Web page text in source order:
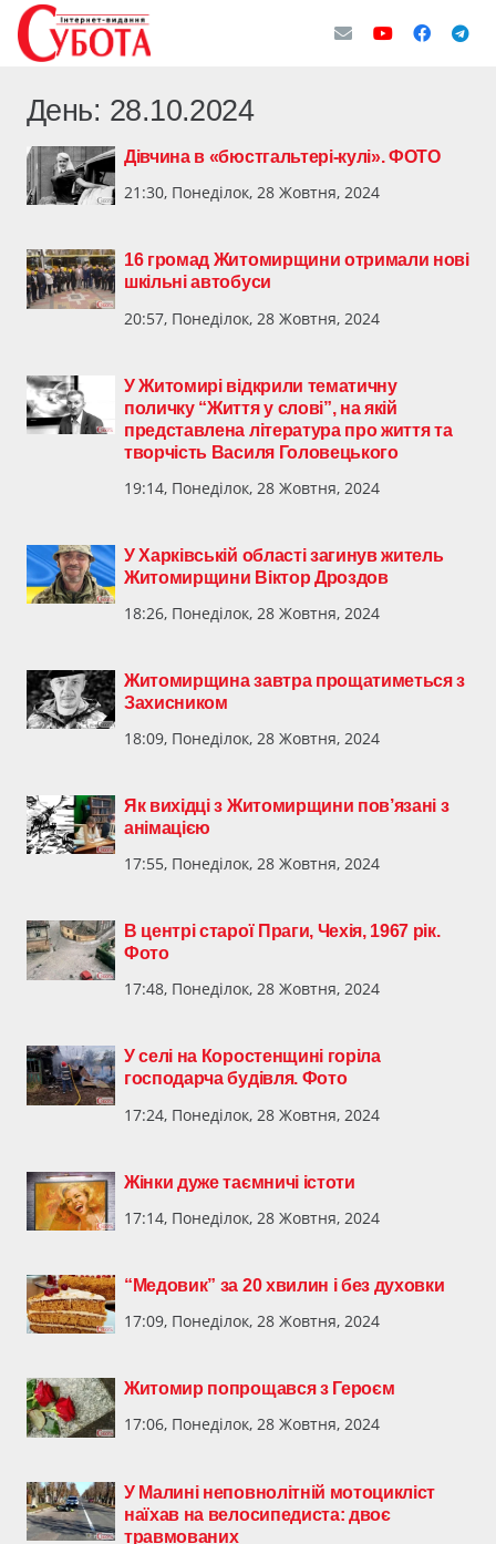
День: 28.10.2024
Дівчина в «бюстгальтері-кулі». ФОТО
21:30, Понеділок, 28 Жовтня, 2024
16 громад Житомирщини отримали нові
шкільні автобуси
20:57, Понеділок, 28 Жовтня, 2024
У Житомирі відкрили тематичну
поличку “Життя у слові”, на якій
представлена література про життя та
творчість Василя Головецького
19:14, Понеділок, 28 Жовтня, 2024
У Харківській області загинув житель
Житомирщини Віктор Дроздов
18:26, Понеділок, 28 Жовтня, 2024
Житомирщина завтра прощатиметься з
Захисником
18:09, Понеділок, 28 Жовтня, 2024
Як вихідці з Житомирщини пов’язані з
анімацією
17:55, Понеділок, 28 Жовтня, 2024
В центрі старої Праги, Чехія, 1967 рік.
Фото
17:48, Понеділок, 28 Жовтня, 2024
У селі на Коростенщині горіла
господарча будівля. Фото
17:24, Понеділок, 28 Жовтня, 2024
Жінки дуже таємничі істоти
17:14, Понеділок, 28 Жовтня, 2024
“Медовик” за 20 хвилин і без духовки
17:09, Понеділок, 28 Жовтня, 2024
Житомир попрощався з Героєм
17:06, Понеділок, 28 Жовтня, 2024
У Малині неповнолітній мотоцикліст
наїхав на велосипедиста: двоє
травмованих